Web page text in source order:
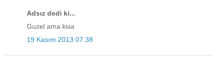
Adsız dedi ki...
Guzel ama kisa
19 Kasım 2013 07:38